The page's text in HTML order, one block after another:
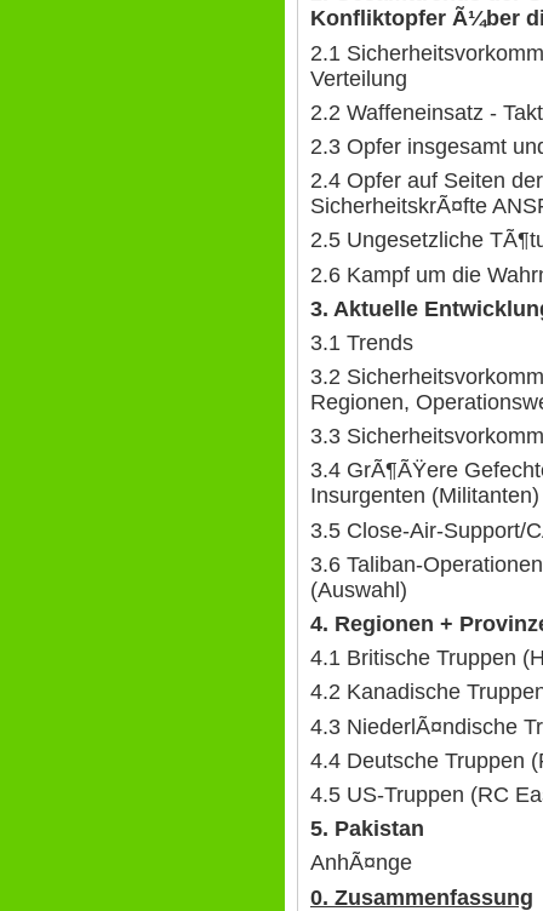
Konfliktopfer Ã¼ber
2.1
Verteilung
2.2 Waffeneinsatz -
2.3 Opfer insgesamt
2.4 Opfer auf Seiten
SicherheitskrÃ¤fte
2.5 Ungesetzliche
2.6 Kampf um die
3. Aktuelle
3.1 Trends
3.2
Regionen,
3.3
3.4 GrÃ¶ÃŸere
Insurgenten
3.5 Close-Air-Support/
3.6 Taliban-
(Auswahl)
4. Regionen +
4.1 Britische Truppen
4.2 Kanadische
4.3 NiederlÃ¤ndische
4.4 Deutsche Truppen
4.5 US-Truppen (RC
5. Pakistan
AnhÃ¤nge
0. Zusammenfassung